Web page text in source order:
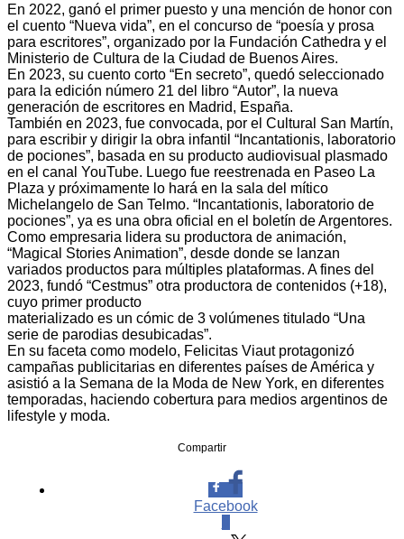
En 2022, ganó el primer puesto y una mención de honor con
el cuento “Nueva vida”, en el concurso de “poesía y prosa
para escritores”, organizado por la Fundación Cathedra y el
Ministerio de Cultura de la Ciudad de Buenos Aires.
En 2023, su cuento corto “En secreto”, quedó seleccionado
para la edición número 21 del libro “Autor”, la nueva
generación de escritores en Madrid, España.
También en 2023, fue convocada, por el Cultural San Martín,
para escribir y dirigir la obra infantil “Incantationis, laboratorio
de pociones”, basada en su producto audiovisual plasmado
en el canal YouTube. Luego fue reestrenada en Paseo La
Plaza y próximamente lo hará en la sala del mítico
Michelangelo de San Telmo. “Incantationis, laboratorio de
pociones”, ya es una obra oficial en el boletín de Argentores.
Como empresaria lidera su productora de animación,
“Magical Stories Animation”, desde donde se lanzan
variados productos para múltiples plataformas. A fines del
2023, fundó “Cestmus” otra productora de contenidos (+18),
cuyo primer producto
materializado es un cómic de 3 volúmenes titulado “Una
serie de parodias desubicadas”.
En su faceta como modelo, Felicitas Viaut protagonizó
campañas publicitarias en diferentes países de América y
asistió a la Semana de la Moda de New York, en diferentes
temporadas, haciendo cobertura para medios argentinos de
lifestyle y moda.
Compartir
Facebook